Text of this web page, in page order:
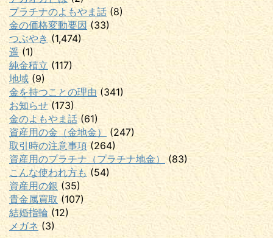
プラチナのよもやま話 (8)
金の価格変動要因 (33)
つぶやき (1,474)
遥(1)
純金積立 (117)
地域 (9)
金を持つことの理由 (341)
お知らせ(173)
金のよもやま話(61)
資産用の金（金地金）
(247)
取引時の注意事項 (264)
資産用のプラチナ（プラチナ地金） (83)
こんな使われ方も (54)
資産用の銀 (35)
貴金属買取 (107)
結婚指輪 (12)
メガネ (3)